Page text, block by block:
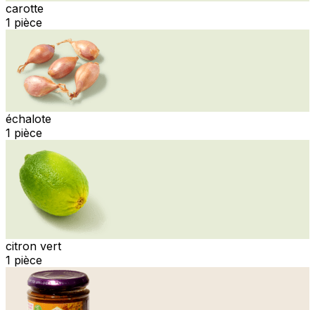
carotte
1 pièce
échalote
1 pièce
citron vert
1 pièce